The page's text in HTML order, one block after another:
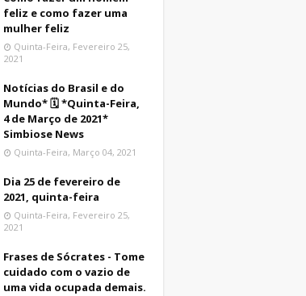
feliz e como fazer uma
mulher feliz
Quinta-Feira, Fevereiro 25,
2021
Notícias do Brasil e do
Mundo* 🗓 *Quinta-Feira,
4 de Março de 2021*
Simbiose News
Quinta-Feira, Março 04, 2021
Dia 25 de fevereiro de
2021, quinta-feira
Quinta-Feira, Fevereiro 25,
2021
Frases de Sócrates - Tome
cuidado com o vazio de
uma vida ocupada demais.